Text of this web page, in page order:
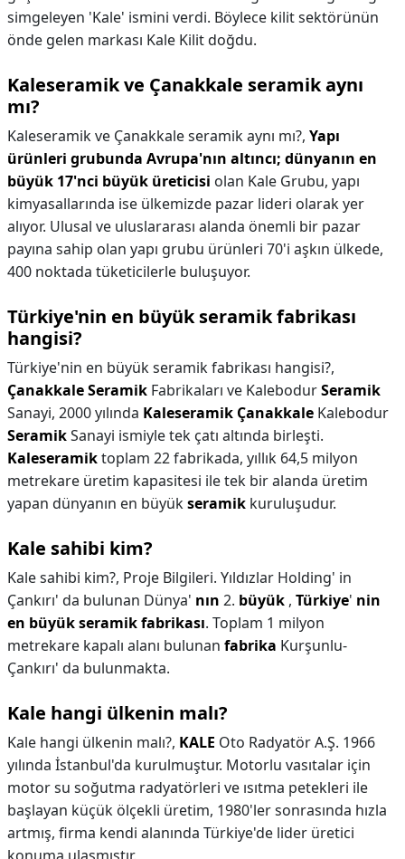
simgeleyen 'Kale' ismini verdi. Böylece kilit sektörünün
önde gelen markası Kale Kilit doğdu.
Kaleseramik ve Çanakkale seramik aynı
mı?
Kaleseramik ve Çanakkale seramik aynı mı?, Yapı
ürünleri grubunda Avrupa'nın altıncı; dünyanın en
büyük 17'nci büyük üreticisi olan Kale Grubu, yapı
kimyasallarında ise ülkemizde pazar lideri olarak yer
alıyor. Ulusal ve uluslararası alanda önemli bir pazar
payına sahip olan yapı grubu ürünleri 70'i aşkın ülkede,
400 noktada tüketicilerle buluşuyor.
Türkiye'nin en büyük seramik fabrikası
hangisi?
Türkiye'nin en büyük seramik fabrikası hangisi?,
Çanakkale Seramik Fabrikaları ve KalebodurSeramik
Sanayi, 2000 yılında Kaleseramik Çanakkale Kalebodur
SeramikSanayi ismiyle tek çatı altında birleşti.
Kaleseramiktoplam 22 fabrikada, yıllık 64,5 milyon
metrekare üretim kapasitesi ile tek bir alanda üretim
yapan dünyanın en büyükseramik kuruluşudur.
Kale sahibi kim?
Kale sahibi kim?, Proje Bilgileri. Yıldızlar Holding' in
Çankırı' da bulunan Dünya' nın 2. büyük , Türkiye' nin
en büyük seramik fabrikası. Toplam 1 milyon
metrekare kapalı alanı bulunan fabrika Kurşunlu-
Çankırı' da bulunmakta.
Kale hangi ülkenin malı?
Kale hangi ülkenin malı?, KALE Oto Radyatör A.Ş. 1966
yılında İstanbul'da kurulmuştur. Motorlu vasıtalar için
motor su soğutma radyatörleri ve ısıtma petekleri ile
başlayan küçük ölçekli üretim, 1980'ler sonrasında hızla
artmış, firma kendi alanında Türkiye'de lider üretici